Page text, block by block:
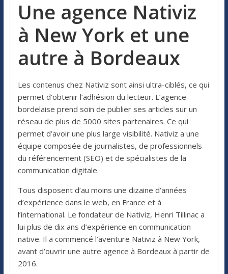
Une agence Nativiz
à New York et une
autre à Bordeaux
Les contenus chez Nativiz sont ainsi ultra-ciblés, ce qui
permet d’obtenir l’adhésion du lecteur. L’agence
bordelaise prend soin de publier ses articles sur un
réseau de plus de 5000 sites partenaires. Ce qui
permet d’avoir une plus large visibilité. Nativiz a une
équipe composée de journalistes, de professionnels
du référencement (SEO) et de spécialistes de la
communication digitale.
Tous disposent d’au moins une dizaine d’années
d’expérience dans le web, en France et à
l’international. Le fondateur de Nativiz, Henri Tillinac a
lui plus de dix ans d’expérience en communication
native. Il a commencé l’aventure Nativiz à New York,
avant d’ouvrir une autre agence à Bordeaux à partir de
2016.